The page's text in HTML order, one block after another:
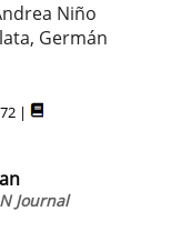
Niño
Germán
|
Journal